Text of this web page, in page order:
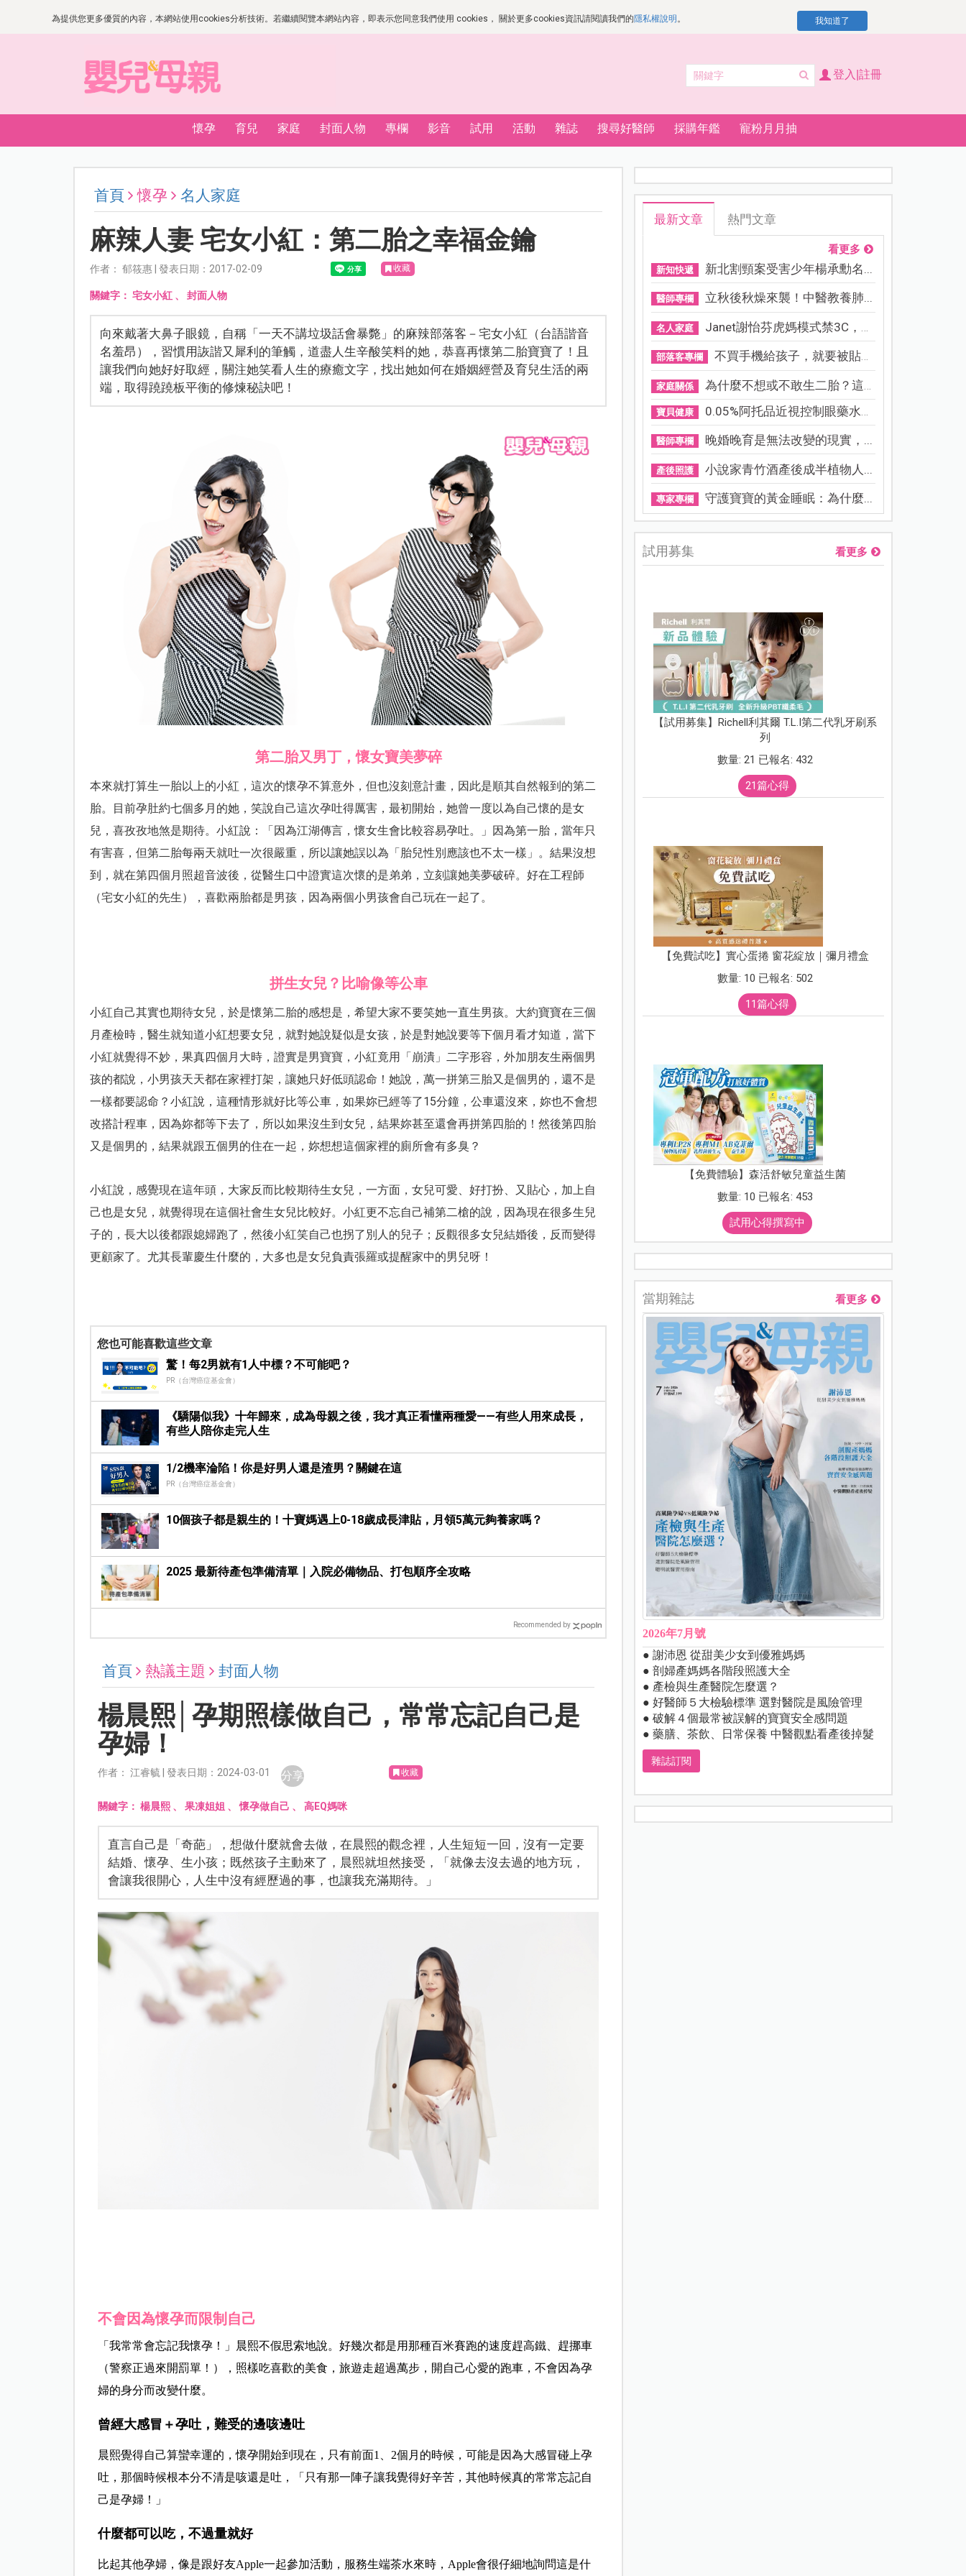
為提供您更多優質的內容，本網站使用cookies分析技術。若繼續閱覽本網站內容，即表示您同意我們使用 cookies， 關於更多cookies資訊請閱讀我們的隱私權說明 。 我知道了
登入|註冊
懷孕 育兒 家庭 封面人物 專欄 影音 試用 活動 雜誌 搜尋好醫師 採購年鑑 寵粉月月抽
首頁 懷孕 名人家庭
麻辣人妻 宅女小紅：第二胎之幸福金鑰
作者： 郁筱惠 | 發表日期：2017-02-09 收藏
關鍵字： 宅女小紅、 封面人物
向來戴著大鼻子眼鏡，自稱「一天不講垃圾話會暴斃」的麻辣部落客－宅女小紅（台語諧音
名羞昂），習慣用詼諧又犀利的筆觸，道盡人生辛酸笑料的她，恭喜再懷第二胎寶寶了！且
讓我們向她好好取經，關注她笑看人生的療癒文字，找出她如何在婚姻經營及育兒生活的兩
端，取得蹺蹺板平衡的修煉秘訣吧！
第二胎又男丁，懷女寶美夢碎
本來就打算生一胎以上的小紅，這次的懷孕不算意外，但也沒刻意計畫，因此是順其自然報到的第二
胎。目前孕肚約七個多月的她，笑說自己這次孕吐得厲害，最初開始，她曾一度以為自己懷的是女
兒，喜孜孜地煞是期待。小紅說：「因為江湖傳言，懷女生會比較容易孕吐。」因為第一胎，當年只
有害喜，但第二胎每兩天就吐一次很嚴重，所以讓她誤以為「胎兒性別應該也不太一樣」。結果沒想
到，就在第四個月照超音波後，從醫生口中證實這次懷的是弟弟，立刻讓她美夢破碎。好在工程師
（宅女小紅的先生），喜歡兩胎都是男孩，因為兩個小男孩會自己玩在一起了。
拼生女兒？比喻像等公車
小紅自己其實也期待女兒，於是懷第二胎的感想是，希望大家不要笑她一直生男孩。大約寶寶在三個
月產檢時，醫生就知道小紅想要女兒，就對她說疑似是女孩，於是對她說要等下個月看才知道，當下
小紅就覺得不妙，果真四個月大時，證實是男寶寶，小紅竟用「崩潰」二字形容，外加朋友生兩個男
孩的都說，小男孩天天都在家裡打架，讓她只好低頭認命！她說，萬一拼第三胎又是個男的，還不是
一樣都要認命？小紅說，這種情形就好比等公車，如果妳已經等了15分鐘，公車還沒來，妳也不會想
改搭計程車，因為妳都等下去了，所以如果沒生到女兒，結果妳甚至還會再拼第四胎的！然後第四胎
又是個男的，結果就跟五個男的住在一起，妳想想這個家裡的廁所會有多臭？
小紅說，感覺現在這年頭，大家反而比較期待生女兒，一方面，女兒可愛、好打扮、又貼心，加上自
己也是女兒，就覺得現在這個社會生女兒比較好。小紅更不忘自己補第二槍的說，因為現在很多生兒
子的，長大以後都跟媳婦跑了，然後小紅笑自己也拐了別人的兒子；反觀很多女兒結婚後，反而變得
更顧家了。尤其長輩慶生什麼的，大多也是女兒負責張羅或提醒家中的男兒呀！
您也可能喜歡這些文章
驚！每2男就有1人中標？不可能吧？
PR（台灣癌症基金會）
《驕陽似我》十年歸來，成為母親之後，我才真正看懂兩種愛——有些人用來成長，
有些人陪你走完人生
1/2機率淪陷！你是好男人還是渣男？關鍵在這
PR（台灣癌症基金會）
10個孩子都是親生的！十寶媽遇上0-18歲成長津貼，月領5萬元夠養家嗎？
2025 最新待產包準備清單｜入院必備物品、打包順序全攻略
Recommended by
首頁 熱議主題 封面人物
楊晨熙│孕期照樣做自己，常常忘記自己是
孕婦！
作者： 江睿毓 | 發表日期：2024-03-01 分享 收藏
關鍵字：楊晨熙 、果凍姐姐 、懷孕做自己 、高EQ媽咪
直言自己是「奇葩」，想做什麼就會去做，在晨熙的觀念裡，人生短短一回，沒有一定要
結婚、懷孕、生小孩；既然孩子主動來了，晨熙就坦然接受，「就像去沒去過的地方玩，
會讓我很開心，人生中沒有經歷過的事，也讓我充滿期待。」
不會因為懷孕而限制自己
「我常常會忘記我懷孕！」晨熙不假思索地說。好幾次都是用那種百米賽跑的速度趕高鐵、趕挪車
（警察正過來開罰單！），照樣吃喜歡的美食，旅遊走超過萬步，開自己心愛的跑車，不會因為孕
婦的身分而改變什麼。
曾經大感冒＋孕吐，難受的邊咳邊吐
晨熙覺得自己算蠻幸運的，懷孕開始到現在，只有前面1、2個月的時候，可能是因為大感冒碰上孕
吐，那個時候根本分不清是咳還是吐，「只有那一陣子讓我覺得好辛苦，其他時候真的常常忘記自
己是孕婦！」
什麼都可以吃，不過量就好
比起其他孕婦，像是跟好友Apple一起參加活動，服務生端茶水來時，Apple會很仔細地詢問這是什
最新文章 熱門文章
看更多
新知快遞 新北割頸案受害少年楊承勳名...
醫師專欄 立秋後秋燥來襲！中醫教養肺...
名人家庭 Janet謝怡芬虎媽模式禁3C，看...
部落客專欄 不買手機給孩子，就要被貼「...
家庭關係 為什麼不想或不敢生二胎？這8...
寶貝健康 0.05%阿托品近視控制眼藥水納...
醫師專欄 晚婚晚育是無法改變的現實，...
產後照護 小說家青竹酒產後成半植物人...
專家專欄 守護寶寶的黃金睡眠：為什麼...
試用募集 看更多
【試用募集】Richell利其爾 T.L.I第二代乳牙刷系
列
數量: 21 已報名: 432
21篇心得
【免費試吃】實心蛋捲 窗花綻放｜彌月禮盒
數量: 10 已報名: 502
11篇心得
【免費體驗】森活舒敏兒童益生菌
數量: 10 已報名: 453
試用心得撰寫中
當期雜誌 看更多
2026年7月號
● 謝沛恩 從甜美少女到優雅媽媽
● 剖婦產媽媽各階段照護大全
● 產檢與生產醫院怎麼選？
● 好醫師５大檢驗標準 選對醫院是風險管理
● 破解４個最常被誤解的寶寶安全感問題
● 藥膳、茶飲、日常保養 中醫觀點看產後掉髮
雜誌訂閱